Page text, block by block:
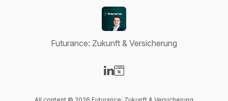
Futurance: Zukunft & Versicherung